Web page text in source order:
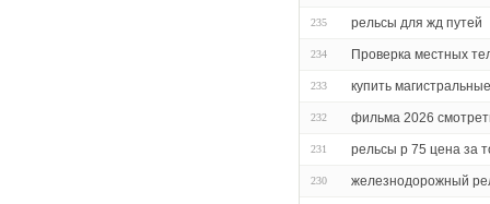
235 рельсы для жд путей
234 Проверка местных
233 купить
232 фильма 2026
231 рельсы р 75 цена за
230 железнодорожный